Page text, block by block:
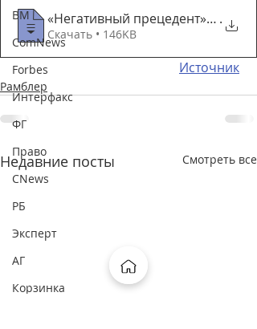
ВМ
ComNews
Forbes
Интерфакс
ФГ
Право
CNews
РБ
Эксперт
АГ
Корзинка
«Негативный прецедент»_ .
Скачать • 146KB
Источник
Рамблер
Недавние посты Смотреть все